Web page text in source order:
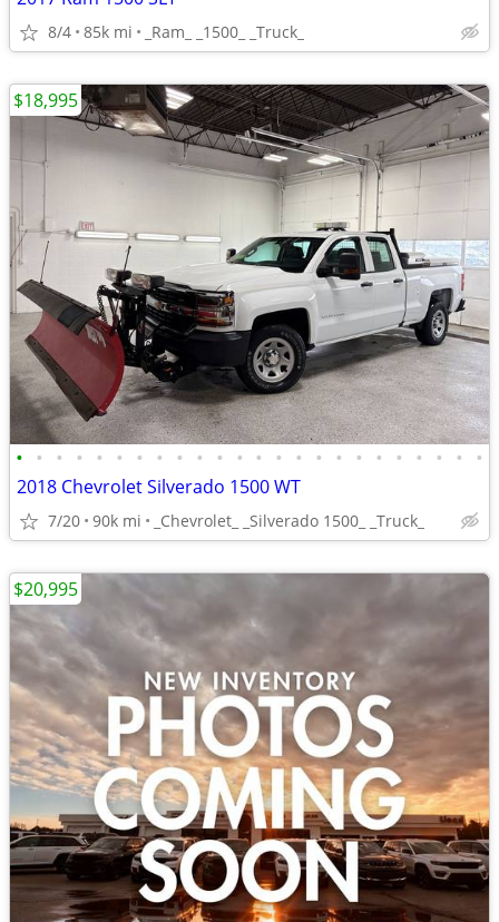
8/4 85k mi _Ram_ _1500_ _Truck_
• • • • • • • • • • • • • • • • • • • • • • • •
2018 Chevrolet Silverado 1500 WT
7/20 90k mi _Chevrolet_ _Silverado 1500_ _Truck_
$18,995
$20,995